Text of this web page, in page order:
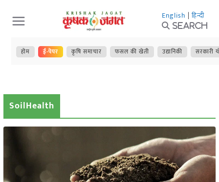
Skip
to
content
English | हिन्दी
Search
होम ई-पेपर कृषि समाचार फसल की खेती उद्यानिकी सरकारी
SoilHealth